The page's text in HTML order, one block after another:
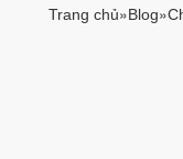
Trang chủ»Blog»